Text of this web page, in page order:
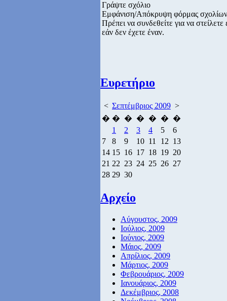
Γράψτε σχόλιο
Εμφάνιση/Απόκρυψη φόρμας σχολίων
Πρέπει να συνδεθείτε για να
εάν δεν έχετε έναν.
Ευρετήριο
< Σεπτέμβριος 2009 >
� � � � � � �
1
2 3 4 5
6
7
8 9 10 11 12 13
14 15 16 17 18 19 20
21 22 23 24 25 26 27
28 29 30
Αρχείο
Αύγουστος, 2009
Ιούλιος, 2009
Ιούνιος, 2009
Μάιος, 2009
Απρίλιος, 2009
Μάρτιος, 2009
Φεβρουάριος, 2009
Ιανουάριος, 2009
Δεκέμβριος, 2008